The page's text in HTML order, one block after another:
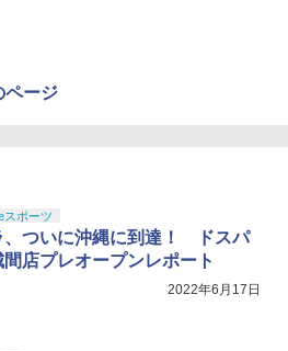
正品】DualSense ワイヤレスコン
正品】Xbox 充電式バッテリー + US
内正規品】Thrustmaster スラスト
ター TH8S シフター - PC、PS4、P
、PS5 Pro、Xbox One、Xbox Serie
たる！スタジオ描き下ろしイラスト
ド付) [Blu-ray]
版「鬼滅の刃」無限城編 第一章 猗
再来 完全生産限定版 [Blu-ray]
ページ
スポーツ
、ついに沖縄に到達！ ドスパ
間店プレオープンレポート
2022年6月17日